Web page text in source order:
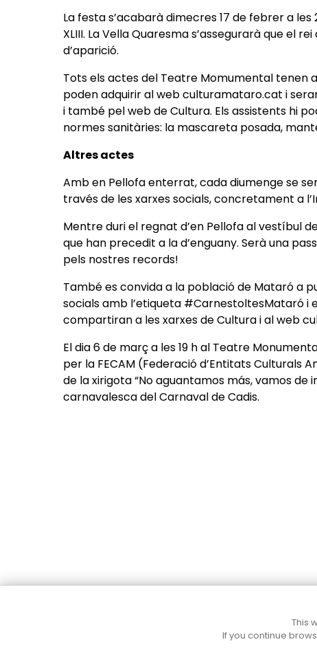
La festa s’acabarà dimecres 17 de febrer a
XLIII. La Vella Quaresma s’assegurarà que el
d’aparició.
Tots els actes del Teatre Momumental
poden adquirir al web culturamataro.cat i
i també pel web de Cultura. Els assistents hi
normes sanitàries: la mascareta posada,
Altres actes
Amb en Pellofa enterrat, cada diumenge se
través de les xarxes socials, concretament a
Mentre duri el regnat d’en Pellofa al vestíbul
que han precedit a la d’enguany. Serà una
pels nostres records!
També es convida a la població de Mataró a
socials amb l’etiqueta #CarnestoltesMataró i
compartiran a les xarxes de Cultura i al web
El dia 6 de març a les 19 h al Teatre
per la FECAM (Federació d’Entitats Culturals
de la xirigota “No aguantamos más, vamos
carnavalesca del Carnaval de Cadis.
This
If you continue